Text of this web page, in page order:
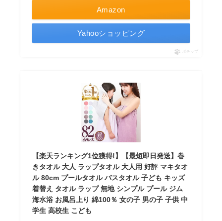
Amazon
Yahooショッピング
ポチップ
【楽天ランキング1位獲得!】【最短即日発送】巻
きタオル 大人 ラップタオル 大人用 好評 マキタオ
ル 80cm プールタオル バスタオル 子ども キッズ
着替え タオル ラップ 無地 シンプル プール ジム
海水浴 お風呂上り 綿100％ 女の子 男の子 子供 中
学生 高校生 こども